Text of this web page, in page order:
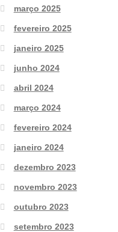
março 2025
fevereiro 2025
janeiro 2025
junho 2024
abril 2024
março 2024
fevereiro 2024
janeiro 2024
dezembro 2023
novembro 2023
outubro 2023
setembro 2023